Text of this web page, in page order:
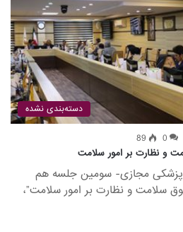
دسته‌بندی نشده
0
89
و نظارت بر امور سلامت
پزشکی مجازی- سومین جلسه هم
سلامت و نظارت بر امور سلامت”،